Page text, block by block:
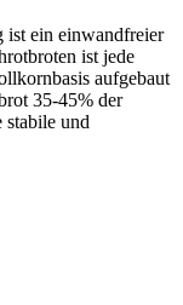
ist ein einwandfreier
ist jede
aufgebaut
35-45% der
stabile und